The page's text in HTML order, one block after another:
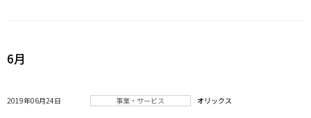
6月
2019年06月24日 事業・サービス オリックス